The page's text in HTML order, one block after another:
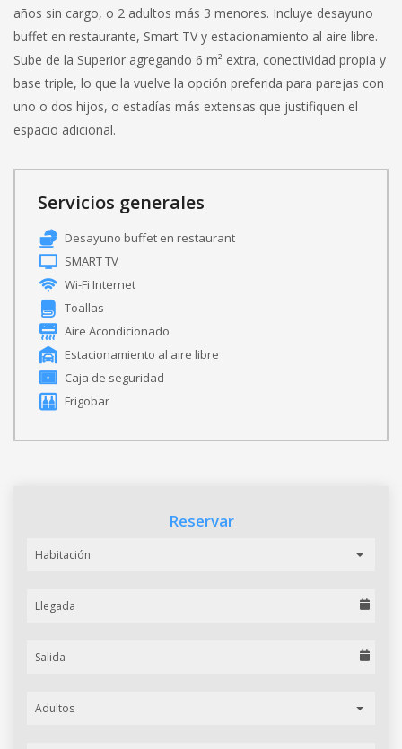
años sin cargo, o 2 adultos más 3 menores. Incluye desayuno
buffet en restaurante, Smart TV y estacionamiento al aire libre.
Sube de la Superior agregando 6 m² extra, conectividad propia y
base triple, lo que la vuelve la opción preferida para parejas con
uno o dos hijos, o estadías más extensas que justifiquen el
espacio adicional.
Servicios generales
Desayuno buffet en restaurant
SMART TV
Wi-Fi Internet
Toallas
Aire Acondicionado
Estacionamiento al aire libre
Caja de seguridad
Frigobar
Reservar
Habitación
Adultos